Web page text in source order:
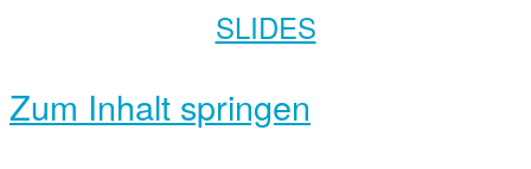
SLIDES
Zum Inhalt springen